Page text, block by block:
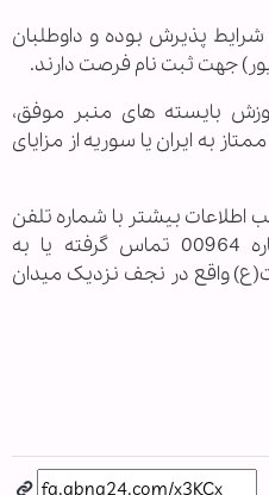
پذیرش بوده و داوطلبان
جهت ثبت نام فرصت دارند.
بایسته های منبر موفق،
به ایران یا سوریه از مزایای
اطلاعات بیشتر با شماره تلفن
07805850022 با پیش شماره 00964 تماس گرفته یا به
واقع در نجف نزدیک میدان